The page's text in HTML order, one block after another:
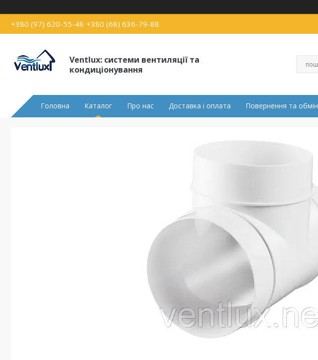
+380 (97) 620-55-48 +380 (68) 636-79-88
Ventlux: системи вентиляції та
кондиціонування
Головна Каталог Про нас Доставка і оплата Повернення та обмін